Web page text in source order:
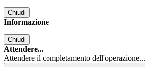
Chiudi
Informazione
Chiudi
Attendere...
Attendere il completamento dell'operazione...